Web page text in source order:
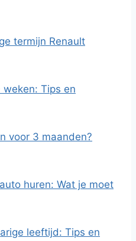
termijn Renault
Tips en
voor 3 maanden?
huren: Wat je moet
leeftijd: Tips en